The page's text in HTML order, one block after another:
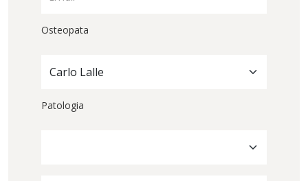
Osteopata
Carlo Lalle
Patologia